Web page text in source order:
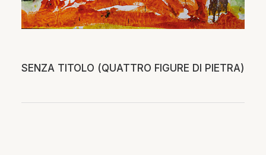
SENZA TITOLO (QUATTRO FIGURE DI PIETRA)